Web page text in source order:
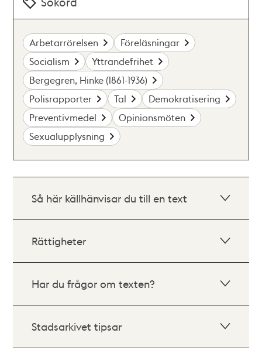
Arbetarrörelsen
Föreläsningar
Socialism
Yttrandefrihet
Bergegren, Hinke (1861-1936)
Polisrapporter
Tal
Demokratisering
Preventivmedel
Opinionsmöten
Sexualupplysning
Så här källhänvisar du till en text
Rättigheter
Har du frågor om texten?
Stadsarkivet tipsar